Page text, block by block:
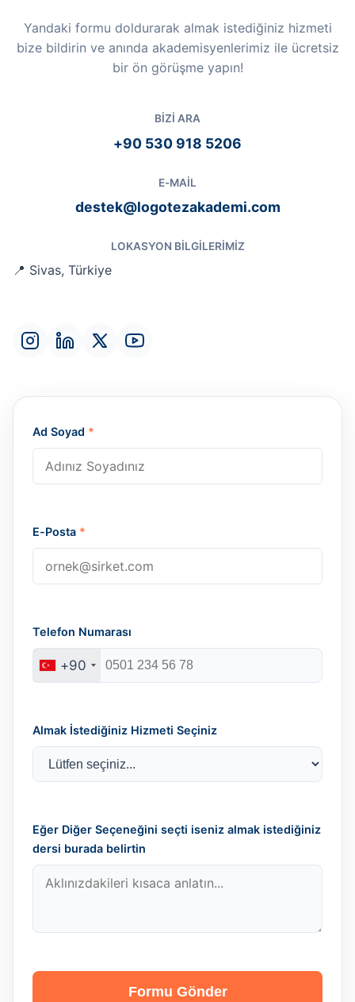
Yandaki formu doldurarak almak istediğiniz hizmeti
bize bildirin ve anında akademisyenlerimiz ile ücretsiz
bir ön görüşme yapın!
BIZI ARA
+90 530 918 5206
E-MAIL
destek@logotezakademi.com
LOKASYON BILGILERIMIZ
📍 Sivas, Türkiye
Ad Soyad *
E-Posta *
Telefon Numarası
+90
Almak İstediğiniz Hizmeti Seçiniz
Eğer Diğer Seçeneğini seçti iseniz almak istediğiniz
dersi burada belirtin
Formu Gönder